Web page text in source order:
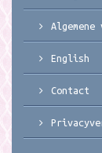
Algemene
English
Contact